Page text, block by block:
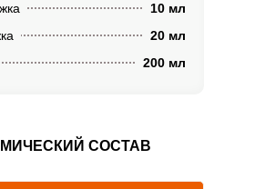
10 мл
20 мл
200 мл
СОСТАВ